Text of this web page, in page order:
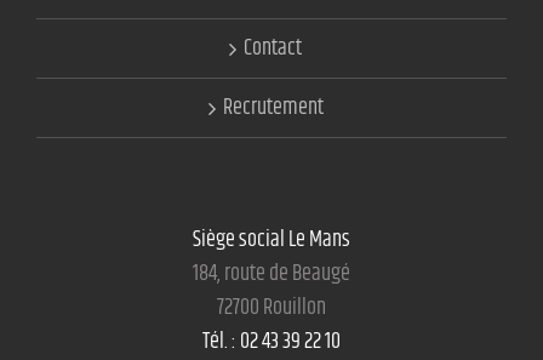
Contact
Recrutement
Siège social Le Mans
184, route de Beaugé
72700 Rouillon
Tél. : 02 43 39 22 10